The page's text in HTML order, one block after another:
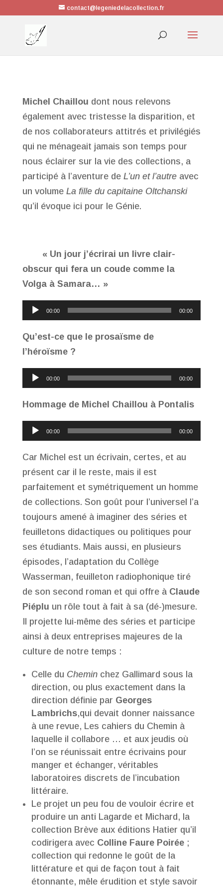
contact@legeniedelacollection.fr
Michel Chaillou dont nous relevons
également avec tristesse la disparition, et
de nos collaborateurs attitrés et privilégiés
qui ne ménageait jamais son temps pour
nous éclairer sur la vie des collections, a
participé à l’aventure de L’un et l’autreavec
un volume La fille du capitaine Oltchanski
qu’il évoque ici pour le Génie.
« Un jour j’écrirai un livre clair-
obscur qui fera un coude comme la
Volga à Samara… »
Lecteur
audio
00:00 00:00
Qu’est-ce que le prosaïsme de
l’héroïsme ?
Lecteur
audio
00:00 00:00
Hommage de Michel Chaillou à Pontalis
Lecteur
audio
00:00 00:00
Car Michel est un écrivain, certes, et au
présent car il le reste, mais il est
parfaitement et symétriquement un homme
de collections. Son goût pour l’universel l’a
toujours amené à imaginer des séries et
feuilletons didactiques ou politiques pour
ses étudiants. Mais aussi, en plusieurs
épisodes, l’adaptation du Collège
Wasserman, feuilleton radiophonique tiré
de son second roman et qui offre à Claude
Piéplu un rôle tout à fait à sa (dé-)mesure.
Il projette lui-même des séries et participe
ainsi à deux entreprises majeures de la
culture de notre temps :
Celle du Cheminchez Gallimard sous la
direction, ou plus exactement dans la
direction définie par Georges
Lambrichs,qui devait donner naissance
à une revue, Les cahiers du Chemin à
laquelle il collabore … et aux jeudis où
l’on se réunissait entre écrivains pour
manger et échanger, véritables
laboratoires discrets de l’incubation
littéraire.
Le projet un peu fou de vouloir écrire et
produire un anti Lagarde et Michard, la
collection Brève aux éditions Hatier qu’il
codirigera avec Colline Faure Poirée;
collection qui redonne le goût de la
littérature et qui de façon tout à fait
étonnante, mêle érudition et style savoir